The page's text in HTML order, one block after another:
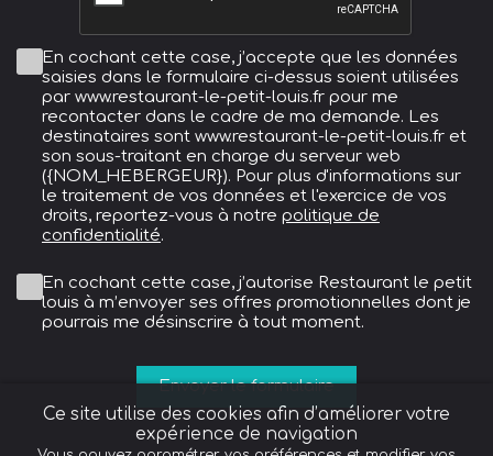
En cochant cette case, j’accepte que les données
saisies dans le formulaire ci-dessus soient utilisées
par www.restaurant-le-petit-louis.fr pour me
recontacter dans le cadre de ma demande. Les
destinataires sont www.restaurant-le-petit-louis.fr et
son sous-traitant en charge du serveur web
({NOM_HEBERGEUR}). Pour plus d'informations sur
le traitement de vos données et l'exercice de vos
droits, reportez-vous à notre politique de
confidentialité.
En cochant cette case, j’autorise Restaurant le petit
louis à m’envoyer ses offres promotionnelles dont je
pourrais me désinscrire à tout moment.
Ce site utilise des cookies afin d’améliorer votre
expérience de navigation